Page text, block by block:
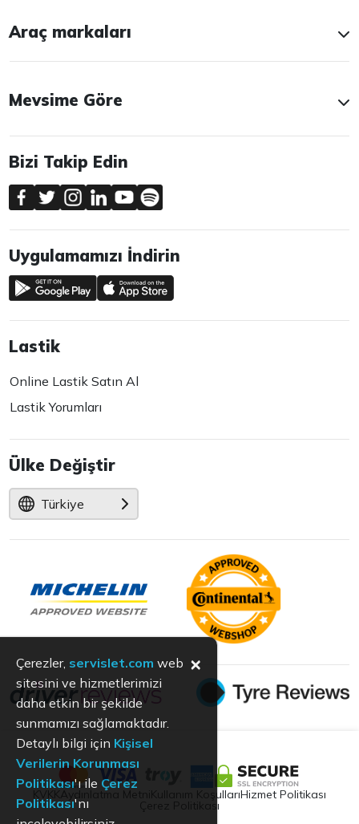
Araç markaları
Mevsime Göre
Bizi Takip Edin
Uygulamamızı İndirin
Lastik
Online Lastik Satın Al
Lastik Yorumları
Ülke Değiştir
Türkiye
Aydınlatma Metni Kullanım KoşullarıHizmet Politikası
Çerez Politikası
Çerezler, servislet.com web
sitesini ve hizmetlerimizi
daha etkin bir şekilde
sunmamızı sağlamaktadır.
Detaylı bilgi için Kişisel
Verilerin Korunması
Politikası'ı ile Çerez
Politikası'nı
×